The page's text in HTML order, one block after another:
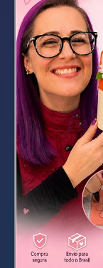
Feltro
Feltro
Tesoura
Cola
Velcro
Tinta
Loja Feltros